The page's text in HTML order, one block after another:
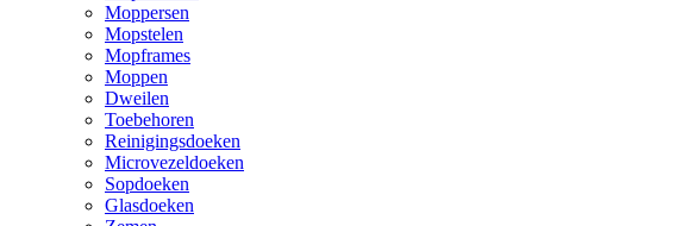
Moppersen
Mopstelen
Mopframes
Moppen
Dweilen
Toebehoren
Reinigingsdoeken
Microvezeldoeken
Sopdoeken
Glasdoeken